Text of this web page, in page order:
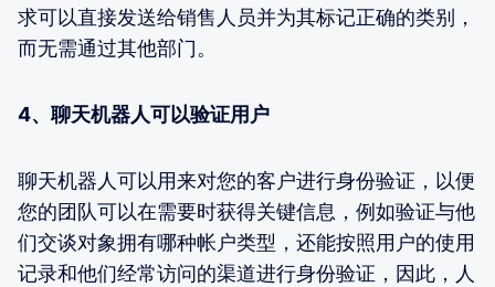
求可以直接发送给销售人员并为其标记正确的类别，
而无需通过其他部门。
4、聊天机器人可以验证用户
聊天机器人可以用来对您的客户进行身份验证，以便
您的团队可以在需要时获得关键信息，例如验证与他
们交谈对象拥有哪种帐户类型，还能按照用户的使用
记录和他们经常访问的渠道进行身份验证，因此，人